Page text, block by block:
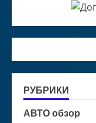
РУБРИКИ
АВТО обзор